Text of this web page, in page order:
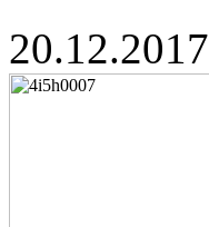
20.12.2017